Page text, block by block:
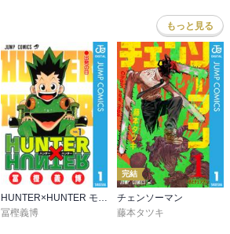
もっと見る
冨樫義博
完結
チェンソーマン
藤本タツキ